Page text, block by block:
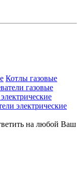
Котлы газовые
газовые
электрические
на любой Ваш